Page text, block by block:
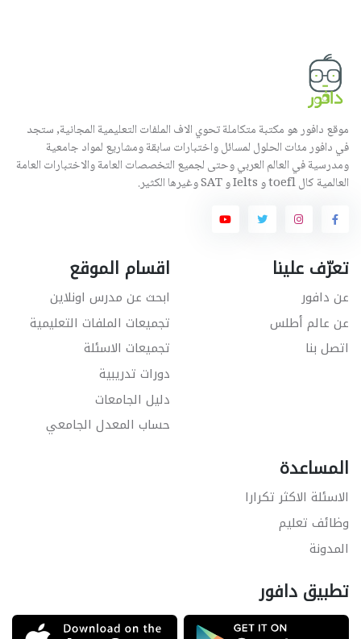
موقع دافور هو مكتبة متكاملة تحوي الاف الملفات التعليمية المجانية, ستجد
في دافور مئات الحلول لمسائل واختبارات سابقة ومشاريع لمواد جامعية
ومدرسية في العالم العربي وحتى لجميع التخصصات العامة والاختبارات العامة
العالمية كال toefl و Ielts و SAT وغيرها الكثير.
تعرّف علينا
عن دافور
عن عالم أطلس
اتصل بنا
اقسام الموقع
ابحث عن مدرس اونلاين
تجميعات الملفات التعليمية
تجميعات الاسئلة
دورات تدريبية
دليل الجامعات
حساب المعدل الجامعي
المساعدة
الاسئلة الاكثر تكرارا
وظائف تعليم
المدونة
تطبيق دافور